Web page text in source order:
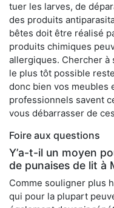
tuer les larves, de
des produits
bêtes doit être réalisé
produits chimiques
allergiques. Chercher à
le plus tôt possible
donc bien vos meubles
professionnels savent
vous débarrasser de
Foire aux questions
Y’a-t-il un moyen
de punaises de lit à
Comme souligner plus
qui pour la plupart